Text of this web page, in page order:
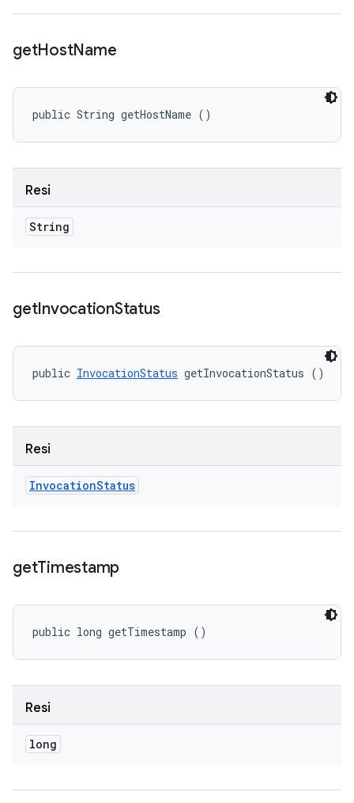
getHostName
public String getHostName ()
Resi
String
getInvocationStatus
public InvocationStatus getInvocationStatus ()
Resi
InvocationStatus
getTimestamp
public long getTimestamp ()
Resi
long